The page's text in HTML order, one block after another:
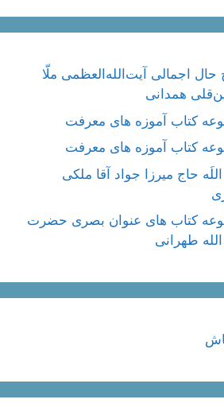
اجمالی آیت‌الله‌العظمی ملّا
همدانی
کتاب آموزه های معرفت
کتاب آموزه های معرفت
حاج میرزا جواد آقا ملکی
کتاب های عنوان بصری حضرت
طهرانی